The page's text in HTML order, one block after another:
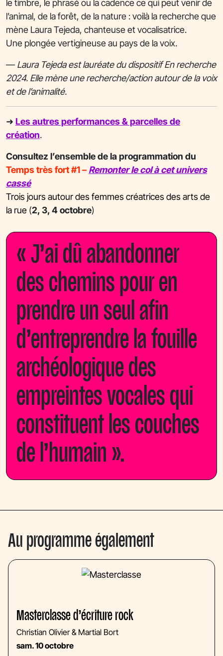
le timbre, le phrasé ou la cadence ce qui peut venir de
l’animal, de la forêt, de la nature : voilà la recherche que
mène Laura Tejeda, chanteuse et vocalisatrice.
Une plongée vertigineuse au pays de la voix.
— Laura Tejeda est lauréate du dispositif En recherche
2024. Elle mène une recherche/action autour de la voix
et de l’animalité.
➜ Les autres performances & parcelles de
création.
Consultez l’ensemble de la programmation du
Temps très fort #1 – Remonter le col à cet univers
cassé
Trois jours autour des femmes créatrices des arts de
la rue (2, 3, 4 octobre)
« J’ai dû abandonner
des chemins pour en
prendre un seul afin
d’entreprendre la fouille
archéologique des
empreintes vocales qui
constituent les couches
de l’humain ».
Au programme également
Masterclasse d’écriture rock
Christian Olivier & Martial Bort
sam. 10 octobre